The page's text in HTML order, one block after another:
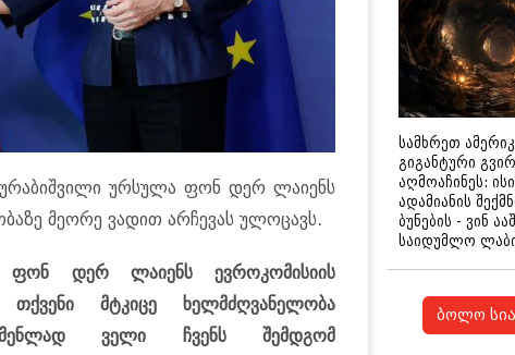
ურსულა ფონ დერ ლაიენს
მეორე ვადით არჩევას ულოცავს.
დერ ლაიენს ევროკომისიის
მტკიცე ხელმძღვანელობა
ველი ჩვენს შემდგომ
სამხრეთ
გიგანტური
აღმოაჩინეს:
ადამიანის
ბუნების - ვინ
საიდუმლო
ბოლო